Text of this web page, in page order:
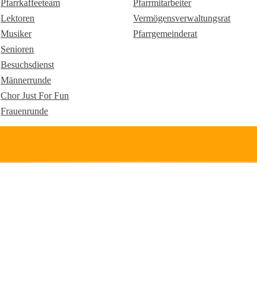
Pfarrkaffeeteam
Lektoren
Musiker
Senioren
Besuchsdienst
Männerrunde
Chor Just For Fun
Frauenrunde
Pfarrmitarbeiter
Vermögensverwaltungsrat
Pfarrgemeinderat